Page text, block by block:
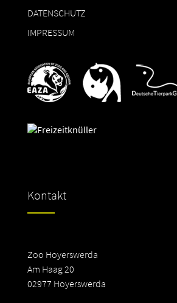
DATENSCHUTZ
IMPRESSUM
Kontakt
Zoo Hoyerswerda
Am Haag 20
02977 Hoyerswerda